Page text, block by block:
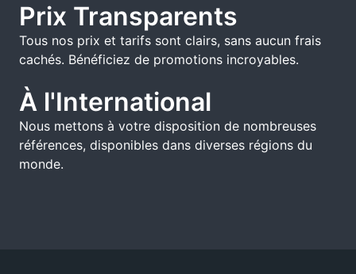
Prix Transparents
Tous nos prix et tarifs sont clairs, sans aucun frais
cachés. Bénéficiez de promotions incroyables.
À l'International
Nous mettons à votre disposition de nombreuses
références, disponibles dans diverses régions du
monde.